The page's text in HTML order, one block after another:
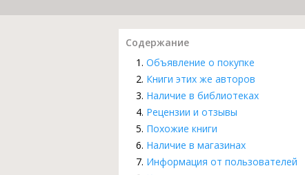
Содержание
Объявление о покупке
Книги этих же авторов
Наличие в библиотеках
Рецензии и отзывы
Похожие книги
Наличие в магазинах
Информация от пользователей